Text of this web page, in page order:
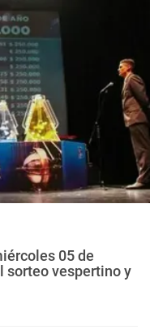
05 de
sorteo vespertino y